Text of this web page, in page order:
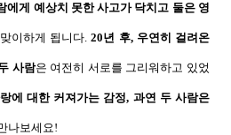
에게 예상치 못한 사고가 닥치고 둘은 영
이하게 됩니다.20년 후, 우연히 걸려온
사람은 여전히 서로를 그리워하고 있었
에 대한 커져가는 감정, 과연 두 사람은
나보세요!